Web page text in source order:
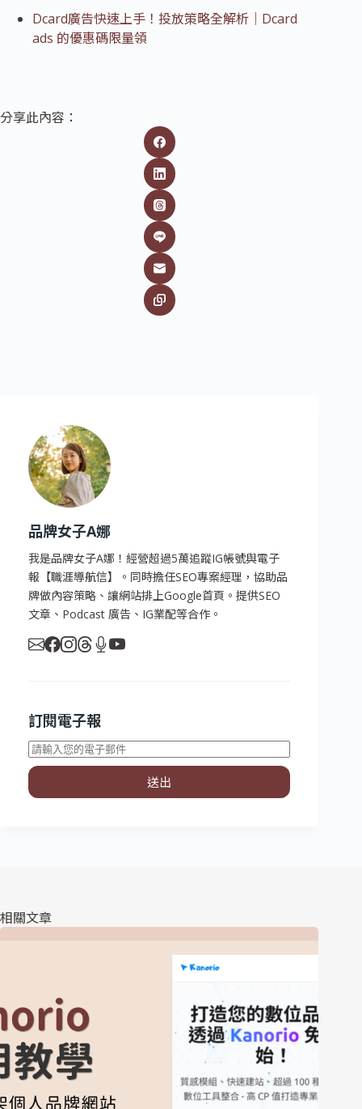
Dcard廣告快速上手！投放策略全解析｜Dcard
ads 的優惠碼限量領
分享此內容：
品牌女子A娜
我是品牌女子A娜！經營超過5萬追蹤IG帳號與電子
報【職涯導航信】。同時擔任SEO專案經理，協助品
牌做內容策略、讓網站排上Google首頁。提供SEO
文章、Podcast 廣告、IG業配等合作。
訂閱電子報
送出
相關文章